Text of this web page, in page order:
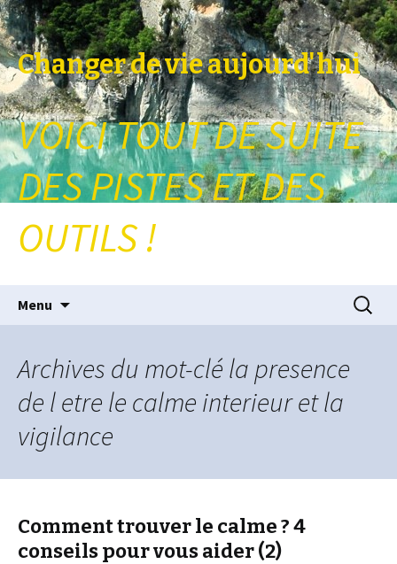
Changer de vie aujourd'hui
VOICI TOUT DE SUITE
DES PISTES ET DES
OUTILS !
Menu
Archives du mot-clé la presence
de l etre le calme interieur et la
vigilance
Comment trouver le calme ? 4
conseils pour vous aider (2)